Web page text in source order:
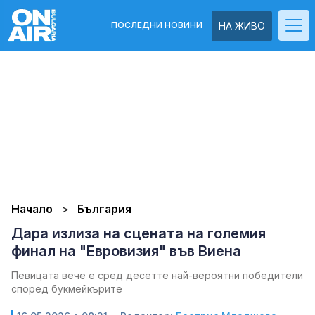
НА ЖИВО
ПОСЛЕДНИ НОВИНИ
Начало България
Дара излиза на сцената на големия
финал на "Евровизия" във Виена
Певицата вече е сред десетте най-вероятни победители
според букмейкърите